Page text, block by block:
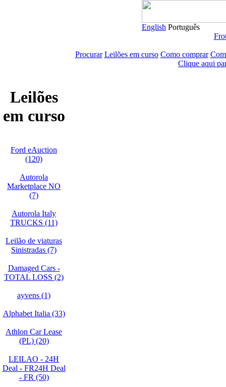
English Português
Procurar Leilões em curso Como comprar
Clique aqui
Leilões
em curso
Ford eAuction
(120)
Autorola
Marketplace NO
(7)
Autorola Italy
TRUCKS (11)
Leilão de viaturas
Sinistradas (7)
Damaged Cars -
TOTAL LOSS (2)
ayvens (1)
Alphabet Italia (33)
Athlon Car Lease
(PL) (20)
LEILAO - 24H
Deal - FR24H Deal
- FR (50)